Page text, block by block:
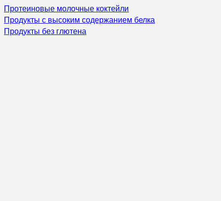
Протеиновые молочные коктейли
Продукты с высоким содержанием белка
Продукты без глютена